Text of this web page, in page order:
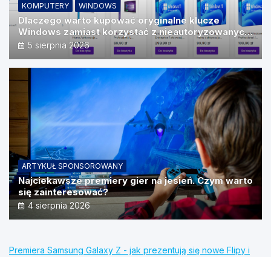
KOMPUTERY WINDOWS
Dlaczego warto kupować oryginalne klucze
Windows zamiast korzystać z nieautoryzowanych
źródeł?
5 sierpnia 2026
ARTYKUŁ SPONSOROWANY
Najciekawsze premiery gier na jesień. Czym warto
się zainteresować?
4 sierpnia 2026
Premiera Samsung Galaxy Z - jak prezentują się nowe Flipy i